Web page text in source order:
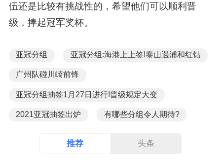
伍还是比较有挑战性的，希望他们可以顺利晋
级，捧起冠军奖杯。
亚冠分组 亚冠分组:海港上上签!泰山遇浦和红钻
广州队碰川崎前锋
亚冠分组抽签1月27日进行!晋级规定大变
2021亚冠抽签出炉 有哪些分组令人期待?
推荐 头条